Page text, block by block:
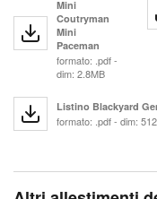
Mini
Coutryman
Mini
Paceman
formato: .pdf -
dim: 2.8MB
Listino Blackyard
formato: .pdf - dim: